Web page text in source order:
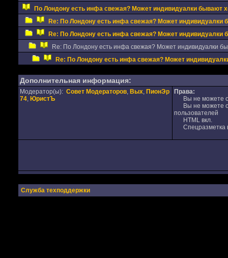
По Лондону есть инфа свежая? Может индивидуалки бывают
Re: По Лондону есть инфа свежая? Может индивидуалки
Re: По Лондону есть инфа свежая? Может индивидуалки
Re: По Лондону есть инфа свежая? Может индивидуалки
Re: По Лондону есть инфа свежая? Может
Дополнительная информация:
Модератор(ы): Совет Модераторов, Вых, ПионЭр
74, ЮристЪ
Права:
Вы не можете
Вы не можете
пользователей
HTML вкл.
Спецразметка
Служба техподдержки